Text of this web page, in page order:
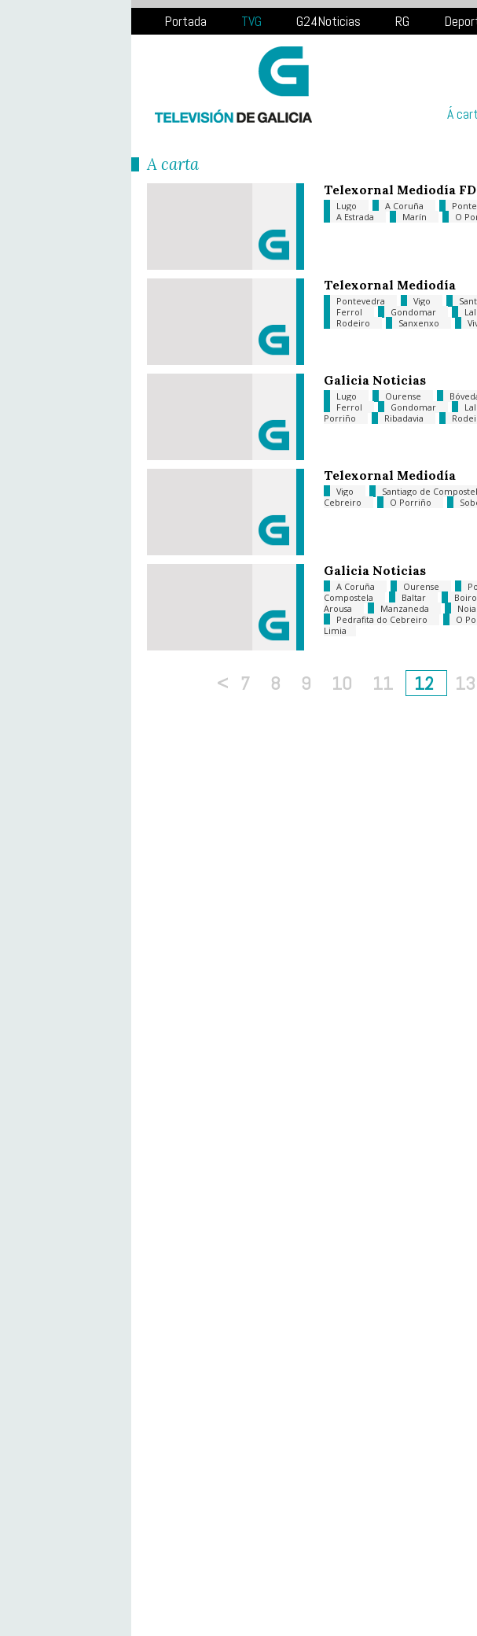
Portada TVG G24Noticias RG
Á
Á carta
Telexornal Mediodía
Lugo A Coruña
A Estrada
Marín O
Telexornal Mediodía
Pontevedra Vigo
Ferrol
Gondomar
Rodeiro
Sanxenxo
Galicia Noticias
Lugo Ourense
Ferrol
Gondomar
Porriño
Ribadavia
Telexornal Mediodía
Vigo Santiago de
Cebreiro
O Porriño
Galicia Noticias
A Coruña Ourense
Compostela
Baltar Boiro
Arousa
Manzaneda Noia
Pedrafita do Cebreiro
O
Limia
< 7 8 9 10 11 12 13